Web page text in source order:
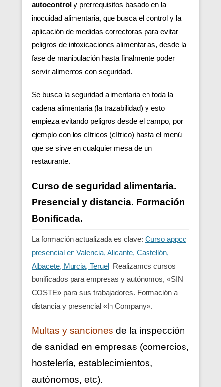
autocontrol y prerrequisitos basado en la
inocuidad alimentaria, que busca el control y la
aplicación de medidas correctoras para evitar
peligros de intoxicaciones alimentarias, desde la
fase de manipulación hasta finalmente poder
servir alimentos con seguridad.
Se busca la seguridad alimentaria en toda la
cadena alimentaria (la trazabilidad) y esto
empieza evitando peligros desde el campo, por
ejemplo con los cítricos (cítrico) hasta el menú
que se sirve en cualquier mesa de un
restaurante.
Curso de seguridad alimentaria.
Presencial y distancia. Formación
Bonificada.
La formación actualizada es clave: Curso appcc
presencial en Valencia, Alicante, Castellón,
Albacete, Murcia, Teruel. Realizamos cursos
bonificados para empresas y autónomos, «SIN
COSTE» para sus trabajadores. Formación a
distancia y presencial «In Company».
Multas y sanciones de la inspección
de sanidad en empresas (comercios,
hostelería, establecimientos,
autónomos, etc).